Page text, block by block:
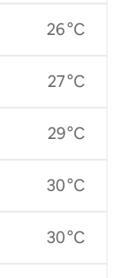
26 °C
27 °C
29 °C
30 °C
30 °C